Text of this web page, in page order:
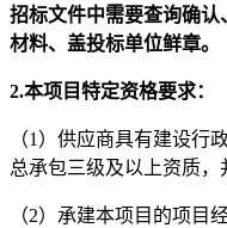
招标文件中需要查询确认
材料、 盖投标单位鲜章。
2.本项目特定资格要求：
（1 ） 供应商具有建设行
总承包三级及以上资质，
（2）承建本项目的项目